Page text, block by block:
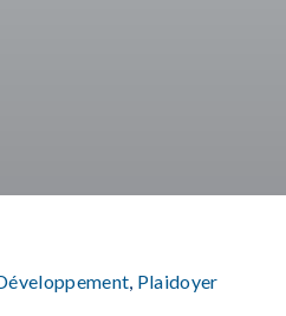
, Plaidoyer